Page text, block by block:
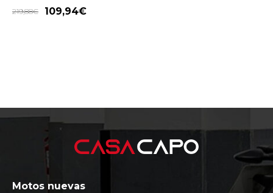
219,88€ 109,94€
Motos nuevas